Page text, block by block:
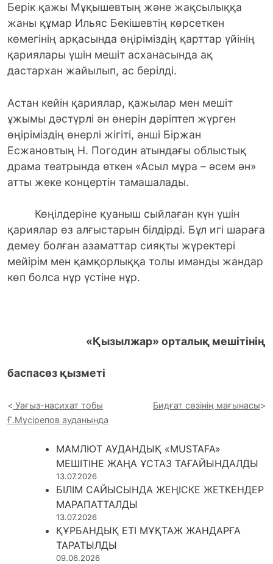
Берік қажы Мұқышевтың және жақсылыққа
жаны құмар Ильяс Бекішевтің көрсеткен
көмегінің арқасында өңіріміздің қарттар үйінің
қариялары үшін мешіт асханасында ақ
дастархан жайылып, ас берілді.
Астан кейін қариялар, қажылар мен мешіт
ұжымы дәстүрлі ән өнерін дәріптеп жүрген
өңіріміздің өнерлі жігіті, әнші Біржан
Есжановтың Н. Погодин атындағы облыстық
драма театрында өткен «Асыл мұра – әсем ән»
атты жеке концертін тамашалады.
Көңілдеріне қуаныш сыйлаған күн үшін
қариялар өз алғыстарын білдірді. Бұл игі шараға
демеу болған азаматтар сияқты жүректері
мейірім мен қамқорлыққа толы иманды жандар
көп болса нұр үстіне нұр.
«Қызылжар» орталық мешітінің
баспасөз қызметі
Уағыз-насихат тобы
Ғ.Мүсірепов ауданында
Бидғат сөзінің мағынасы
МАМЛЮТ АУДАНДЫҚ «MUSTAFA»
МЕШІТІНЕ ЖАҢА ҰСТАЗ ТАҒАЙЫНДАЛДЫ
13.07.2026
БІЛІМ САЙЫСЫНДА ЖЕҢІСКЕ ЖЕТКЕНДЕР
МАРАПАТТАЛДЫ
13.07.2026
ҚҰРБАНДЫҚ ЕТІ МҰҚТАЖ ЖАНДАРҒА
ТАРАТЫЛДЫ
09.06.2026